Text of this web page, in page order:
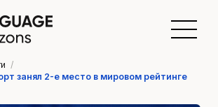
/
занял 2-е место в мировом рейтинге